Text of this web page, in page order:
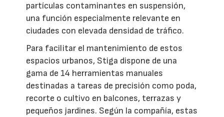
partículas contaminantes en suspensión,
una función especialmente relevante en
ciudades con elevada densidad de tráfico.
Para facilitar el mantenimiento de estos
espacios urbanos, Stiga dispone de una
gama de 14 herramientas manuales
destinadas a tareas de precisión como poda,
recorte o cultivo en balcones, terrazas y
pequeños jardines. Según la compañía, estas